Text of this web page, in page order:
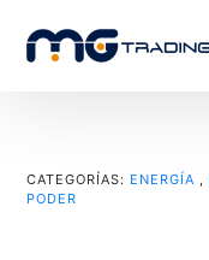
CATEGORÍAS: ENERGÍA ,
PODER